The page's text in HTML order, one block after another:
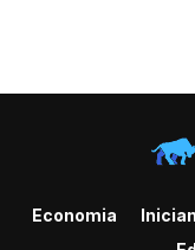
Economia